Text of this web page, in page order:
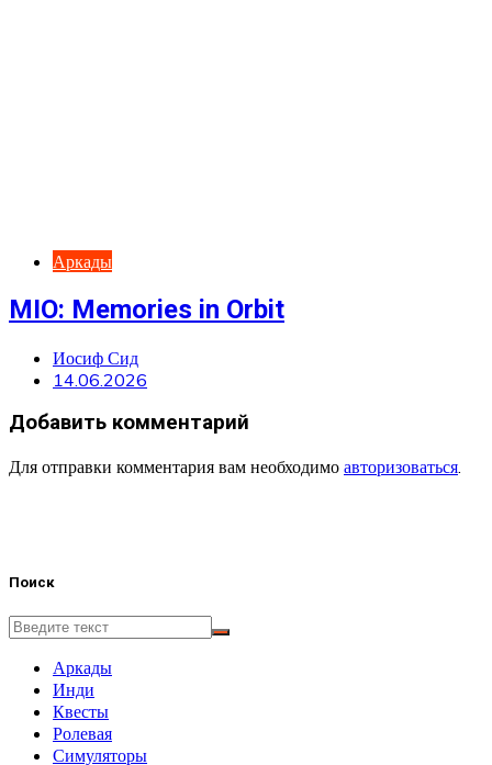
Аркады
MIO: Memories in Orbit
Иосиф Сид
14.06.2026
Добавить комментарий
Для отправки комментария вам необходимо авторизоваться.
Поиск
Аркады
Инди
Квесты
Ролевая
Симуляторы